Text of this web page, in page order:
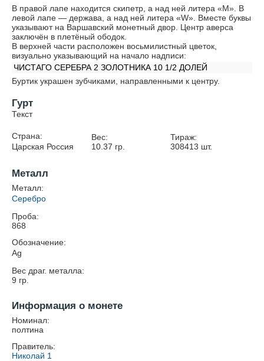
В правой лапе находится скипетр, а над ней литера «М». В
левой лапе — держава, а над ней литера «W». Вместе буквы
указывают на Варшавский монетный двор. Центр аверса
заключён в плетёный ободок.
В верхней части расположен восьмилистный цветок,
визуально указывающий на начало надписи:
ЧИСТАГО СЕРЕБРА 2 ЗОЛОТНИКА 10 1/2 ДОЛЕЙ
Буртик украшен зубчиками, направленными к центру.
Гурт
Текст
Страна:
Царская Россия
Вес:
10.37 гр.
Тираж:
308413 шт.
Металл
Металл:
Серебро
Проба:
868
Обозначение:
Ag
Вес драг. металла:
9 гр.
Информация о монете
Номинал:
полтина
Правитель:
Николай 1